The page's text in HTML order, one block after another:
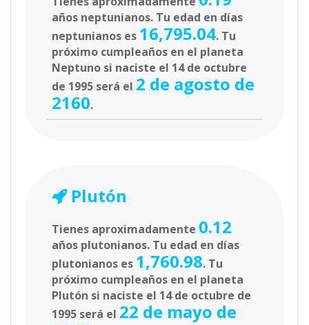
años neptunianos. Tu edad en días
neptunianos es 16,795.04. Tu
próximo cumpleaños en el planeta
Neptuno si naciste el 14 de octubre
de 1995 será el 2 de agosto de
2160.
Plutón
Tienes aproximadamente 0.12
años plutonianos. Tu edad en días
plutonianos es 1,760.98. Tu
próximo cumpleaños en el planeta
Plutón si naciste el 14 de octubre de
1995 será el 22 de mayo de